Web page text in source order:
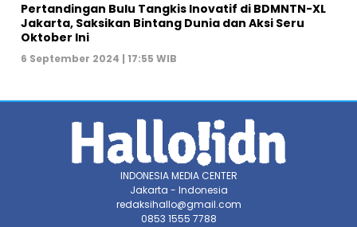
Pertandingan Bulu Tangkis Inovatif di BDMNTN-XL
Jakarta, Saksikan Bintang Dunia dan Aksi Seru
Oktober Ini
6 September 2024 | 17:55 WIB
INDONESIA MEDIA CENTER
Jakarta - Indonesia
redaksihallo@gmail.com
0853 1555 7788